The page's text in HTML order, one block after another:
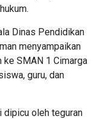
Dinas Pendidikan
menyampaikan
ke SMAN 1 Cimarga
guru, dan
dipicu oleh teguran